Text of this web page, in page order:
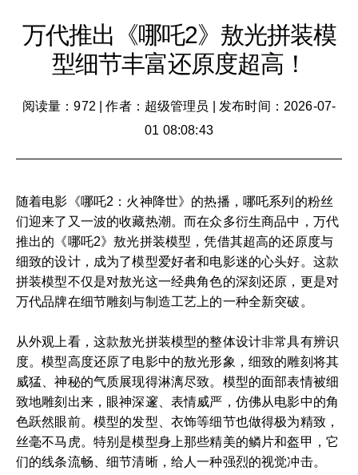
万代推出《哪吒2》敖光拼装模
型细节丰富还原度超高！
阅读量：972 |作者：超级管理员
发布时间：2026-07-
01 08:08:43
随着电影《哪吒2：火神降世》的热播，哪吒系列的粉丝
们迎来了又一波的收藏热潮。而在众多衍生商品中，万代
推出的《哪吒2》敖光拼装模型，凭借其超高的还原度与
细致的设计，成为了模型爱好者和电影迷的心头好。这款
拼装模型不仅是对敖光这一经典角色的深刻还原，更是对
万代品牌在细节雕刻与制造工艺上的一种全新突破。
从外观上看，这款敖光拼装模型的整体设计非常具有辨识
度。模型高度还原了电影中的敖光形象，细致的雕刻将其
威猛、神秘的气质展现得淋漓尽致。模型的面部表情被细
致地雕刻出来，眼神深邃、表情威严，仿佛从电影中的角
色跃然眼前。模型的发型、衣饰等细节也做得极为精致，
丝毫不马虎。特别是模型身上那些精美的鳞片和盔甲，它
们的线条流畅、细节清晰，给人一种强烈的视觉冲击。